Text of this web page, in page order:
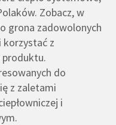
Zobacz, w
grona zadowolonych
korzystać z
do
z zaletami
i